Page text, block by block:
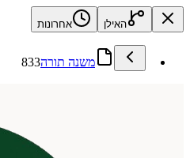
האילן אחרונות
משנה תורה833